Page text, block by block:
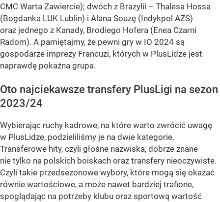
CMC Warta Zawiercie); dwóch z Brazylii – Thalesa Hossa
(Bogdanka LUK Lublin) i Alana Souzę (Indykpol AZS)
oraz jednego z Kanady, Brodiego Hofera (Enea Czarni
Radom). A pamiętajmy, że pewni gry w IO 2024 są
gospodarze imprezy Francuzi, których w PlusLidze jest
naprawdę pokaźna grupa.
Oto najciekawsze transfery PlusLigi na sezon
2023/24
Wybierając ruchy kadrowe, na które warto zwrócić uwagę
w PlusLidze, podzieliliśmy je na dwie kategorie.
Transferowe hity, czyli głośne nazwiska, dobrze znane
nie tylko na polskich boiskach oraz transfery nieoczywiste.
Czyli takie przedsezonowe wybory, które mogą się okazać
równie wartościowe, a może nawet bardziej trafione,
spoglądając na potrzeby klubu oraz sportową wartość